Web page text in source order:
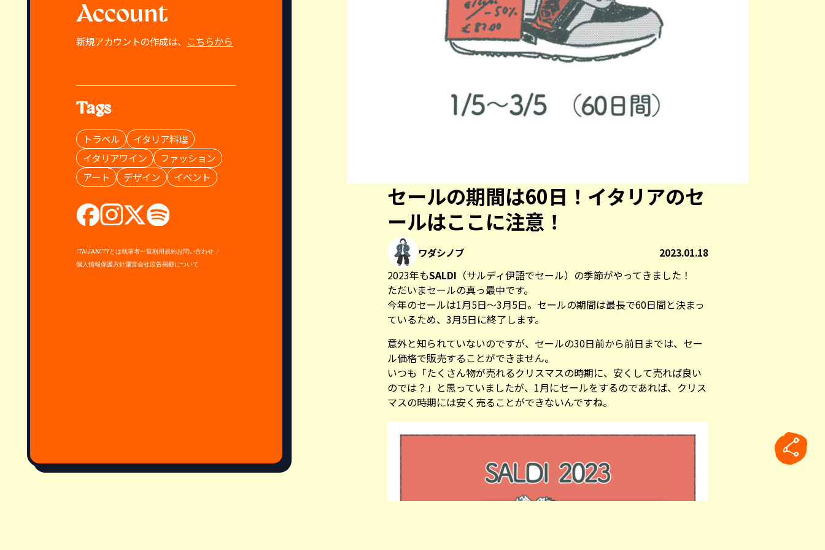
Account
新規アカウントの作成は、 こちらから
Tags
トラベル
イタリア料理
イタリアワイン
ファッション
アート
デザイン イベント
ITALIANITYとは執筆者一覧利用規約お問い合わせ
個人情報保護方針運営会社広告掲載について
セールの期間は60日！イタリアのセ
ールはここに注意！
ワダシノブ 2023.01.18
2023年もSALDI （サルディ伊語でセール）の季節がやってきました！
ただいまセールの真っ最中です。
今年のセールは1月5日～3月5日。セールの期間は最長で60日間と決まっ
ているため、3月5日に終了します。
意外と知られていないのですが、セールの30日前から前日までは、セー
ル価格で販売することができません。
いつも「たくさん物が売れるクリスマスの時期に、安くして売れば良い
のでは？」と思っていましたが、1月にセールをするのであれば、クリス
マスの時期には安く売ることができないんですね。